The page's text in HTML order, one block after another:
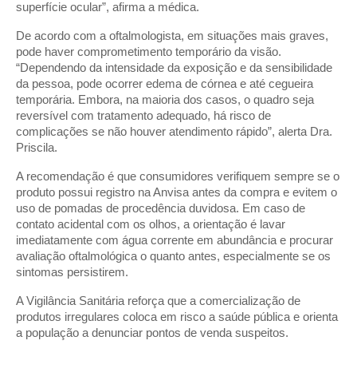
superfície ocular”, afirma a médica.
De acordo com a oftalmologista, em situações mais graves,
pode haver comprometimento temporário da visão.
“Dependendo da intensidade da exposição e da sensibilidade
da pessoa, pode ocorrer edema de córnea e até cegueira
temporária. Embora, na maioria dos casos, o quadro seja
reversível com tratamento adequado, há risco de
complicações se não houver atendimento rápido”, alerta Dra.
Priscila.
A recomendação é que consumidores verifiquem sempre se o
produto possui registro na Anvisa antes da compra e evitem o
uso de pomadas de procedência duvidosa. Em caso de
contato acidental com os olhos, a orientação é lavar
imediatamente com água corrente em abundância e procurar
avaliação oftalmológica o quanto antes, especialmente se os
sintomas persistirem.
A Vigilância Sanitária reforça que a comercialização de
produtos irregulares coloca em risco a saúde pública e orienta
a população a denunciar pontos de venda suspeitos.